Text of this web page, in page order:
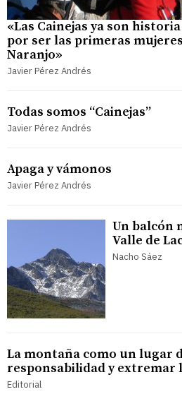
«Las Cainejas ya son
por ser las primeras
Naranjo»
Javier Pérez Andrés
Todas somos “Cainejas”
Javier Pérez Andrés
Apaga y vámonos
Javier Pérez Andrés
Un balcón
Valle de
Nacho Sáez
La montaña como un lugar
responsabilidad y extremar
Editorial